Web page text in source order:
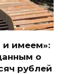
и имеем»:
о
рублей